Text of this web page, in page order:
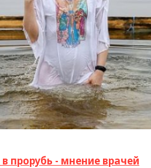
прорубь - мнение врачей